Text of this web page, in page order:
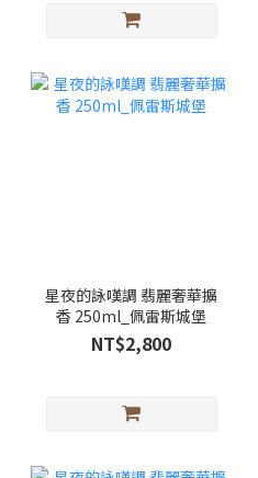
星夜的詠嘆調 翡麗奢華擴
香 250ml_佩雷斯城堡
NT$2,800